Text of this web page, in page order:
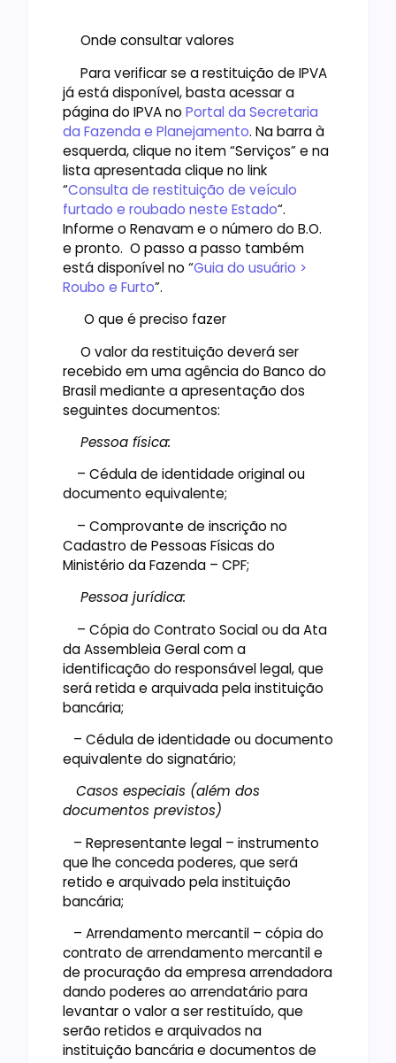
Onde consultar valores
Para verificar se a restituição de IPVA
já está disponível, basta acessar a
página do IPVA no Portal da Secretaria
da Fazenda e Planejamento. Na barra à
esquerda, clique no item “Serviços” e na
lista apresentada clique no link
“Consulta de restituição de veículo
furtado e roubado neste Estado“.
Informe o Renavam e o número do B.O.
e pronto. O passo a passo também
está disponível no “Guia do usuário >
Roubo e Furto”.
O que é preciso fazer
O valor da restituição deverá ser
recebido em uma agência do Banco do
Brasil mediante a apresentação dos
seguintes documentos:
Pessoa física:
– Cédula de identidade original ou
documento equivalente;
– Comprovante de inscrição no
Cadastro de Pessoas Físicas do
Ministério da Fazenda – CPF;
Pessoa jurídica:
– Cópia do Contrato Social ou da Ata
da Assembleia Geral com a
identificação do responsável legal, que
será retida e arquivada pela instituição
bancária;
– Cédula de identidade ou documento
equivalente do signatário;
Casos especiais (além dos
documentos previstos)
– Representante legal – instrumento
que lhe conceda poderes, que será
retido e arquivado pela instituição
bancária;
– Arrendamento mercantil – cópia do
contrato de arrendamento mercantil e
de procuração da empresa arrendadora
dando poderes ao arrendatário para
levantar o valor a ser restituído, que
serão retidos e arquivados na
instituição bancária e documentos de